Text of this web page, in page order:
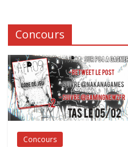
Concours
Concours